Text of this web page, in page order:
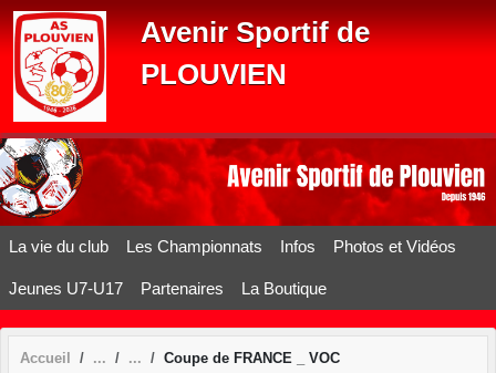
Avenir Sportif de
PLOUVIEN
La vie du club Les Championnats Infos Photos et Vidéos
Jeunes U7-U17 Partenaires La Boutique
Accueil Coupe de FRANCE _ VOC
Panneau de gestion des cookies